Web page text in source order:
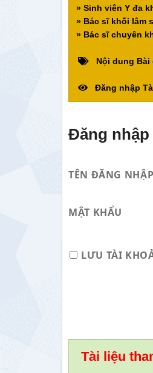
» Sinh viên Y đa
» Bác sĩ khối lâm
» Bác sĩ chuyên
Nội dung Bài
Đăng nhập
Đăng nhập
TÊN ĐĂNG
MẬT KHẨU
LƯU TÀI
Tài liệu